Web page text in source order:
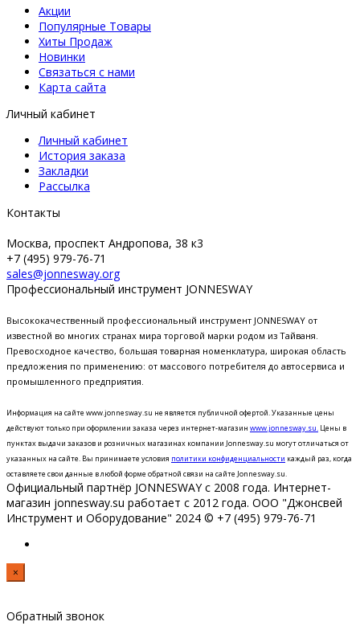
Акции
Популярные Товары
Хиты Продаж
Новинки
Связаться с нами
Карта сайта
Личный кабинет
Личный кабинет
История заказа
Закладки
Рассылка
Контакты
Москва, проспект Андропова, 38 к3
+7 (495) 979-76-71
sales@jonnesway.org
Профессиональный инструмент JONNESWAY
Высококачественный профессиональный инструмент JONNESWAY от
известной во многих странах мира торговой марки родом из Тайваня.
Превосходное качество, большая товарная номенклатура, широкая область
предложения по применению: от массового потребителя до автосервиса и
промышленного предприятия.
Информация на сайте www.jonnesway.su не является публичной офертой. Указанные цены
действуют только при оформлении заказа через интернет-магазин www.jonnesway.su. Цены в
пунктах выдачи заказов и розничных магазинах компании Jonnesway.su могут отличаться от
указанных на сайте. Вы принимаете условия политики конфиденциальности каждый раз, когда
оставляете свои данные в любой форме обратной связи на сайте Jonnesway.su.
Официальный партнёр JONNESWAY с 2008 года. Интернет-
магазин jonnesway.su работает с 2012 года. ООО "Джонсвей
Инструмент и Оборудование" 2024 © +7 (495) 979-76-71
×
Обратный звонок